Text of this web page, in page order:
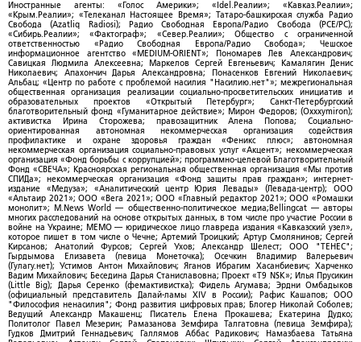
Иностранные агенты: «Голос Америки»; «Idel.Реалии»; «Кавказ.Реалии»;
«Крым.Реалии»; «Телеканал Настоящее Время»; Татаро-башкирская служба Радио
Свобода (Azatliq Radiosi); Радио Свободная Европа/Радио Свобода (PCE/PC);
«Сибирь.Реалии»; «Фактограф»; «Север.Реалии»; Общество с ограниченной
ответственностью «Радио Свободная Европа/Радио Свобода»; Чешское
информационное агентство «MEDIUM-ORIENT»; Пономарев Лев Александрович;
Савицкая Людмила Алексеевна; Маркелов Сергей Евгеньевич; Камалягин Денис
Николаевич; Апахончич Дарья Александровна; Понасенков Евгений Николаевич;
Альбац; «Центр по работе с проблемой насилия "Насилию.нет"»; межрегиональная
общественная организация реализации социально-просветительских инициатив и
образовательных проектов «Открытый Петербург»; Санкт-Петербургский
благотворительный фонд «Гуманитарное действие»; Мирон Федоров; (Oxxxymiron);
активистка Ирина Сторожева; правозащитник Алена Попова; Социально-
ориентированная автономная некоммерческая организация содействия
профилактике и охране здоровья граждан «Феникс плюс»; автономная
некоммерческая организация социально-правовых услуг «Акцент»; некоммерческая
организация «Фонд борьбы с коррупцией»; программно-целевой Благотворительный
Фонд «СВЕЧА»; Красноярская региональная общественная организация «Мы против
СПИДа»; некоммерческая организация «Фонд защиты прав граждан»; интернет-
издание «Медуза»; «Аналитический центр Юрия Левады» (Левада-центр); ООО
«Альтаир 2021»; ООО «Вега 2021»; ООО «Главный редактор 2021»; ООО «Ромашки
монолит»; M.News World — общественно-политическое медиа;Bellingcat — авторы
многих расследований на основе открытых данных, в том числе про участие России в
войне на Украине; МЕМО — юридическое лицо главреда издания «Кавказский узел»,
которое пишет в том числе о Чечне; Артемий Троицкий; Артур Смолянинов; Сергей
Кирсанов; Анатолий Фурсов; Сергей Ухов; Александр Шелест; ООО "ТЕНЕС";
Гырдымова Елизавета (певица Монеточка); Осечкин Владимир Валерьевич
(Гулагу.нет); Устимов Антон Михайлович; Яганов Ибрагим Хасанбиевич; Харченко
Вадим Михайлович; Беседина Дарья Станиславовна; Проект «T9 NSK»; Илья Прусикин
(Little Big); Дарья Серенко (фемактивистка); Фидель Агумава; Эрдни Омбадыков
(официальный представитель Далай-ламы XIV в России); Рафис Кашапов; ООО
"Философия ненасилия"; Фонд развития цифровых прав; Блогер Николай Соболев;
Ведущий Александр Макашенц; Писатель Елена Прокашева; Екатерина Дудко;
Политолог Павел Мезерин; Рамазанова Земфира Талгатовна (певица Земфира);
Гудков Дмитрий Геннадьевич; Галлямов Аббас Радикович; Намазбаева Татьяна